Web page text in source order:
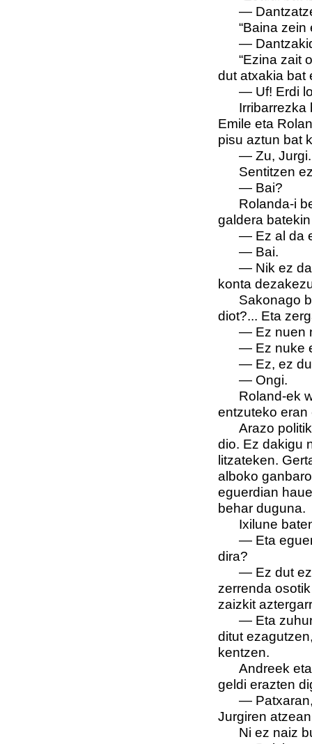
—
“Baina zein
—
“Ezina zait
dut atxakia bat
— Uf! Erdi
Irribarrezka
Emile eta
pisu aztun bat
— Zu,
Sentitzen
— Bai?
Rolanda-i
galdera
— Ez al da
— Bai.
— Nik ez
konta
Sakonago
diot?... Eta
— Ez nuen
— Ez nuke
— Ez, ez
— Ongi.
Roland-ek
entzuteko eran
Arazo
dio. Ez dakigu
litzateken.
alboko
eguerdian
behar duguna.
Ixilune
— Eta
dira?
— Ez dut
zerrenda
zaizkit
— Eta
ditut
kentzen.
Andreek
geldi erazten
—
Jurgiren
Ni ez naiz